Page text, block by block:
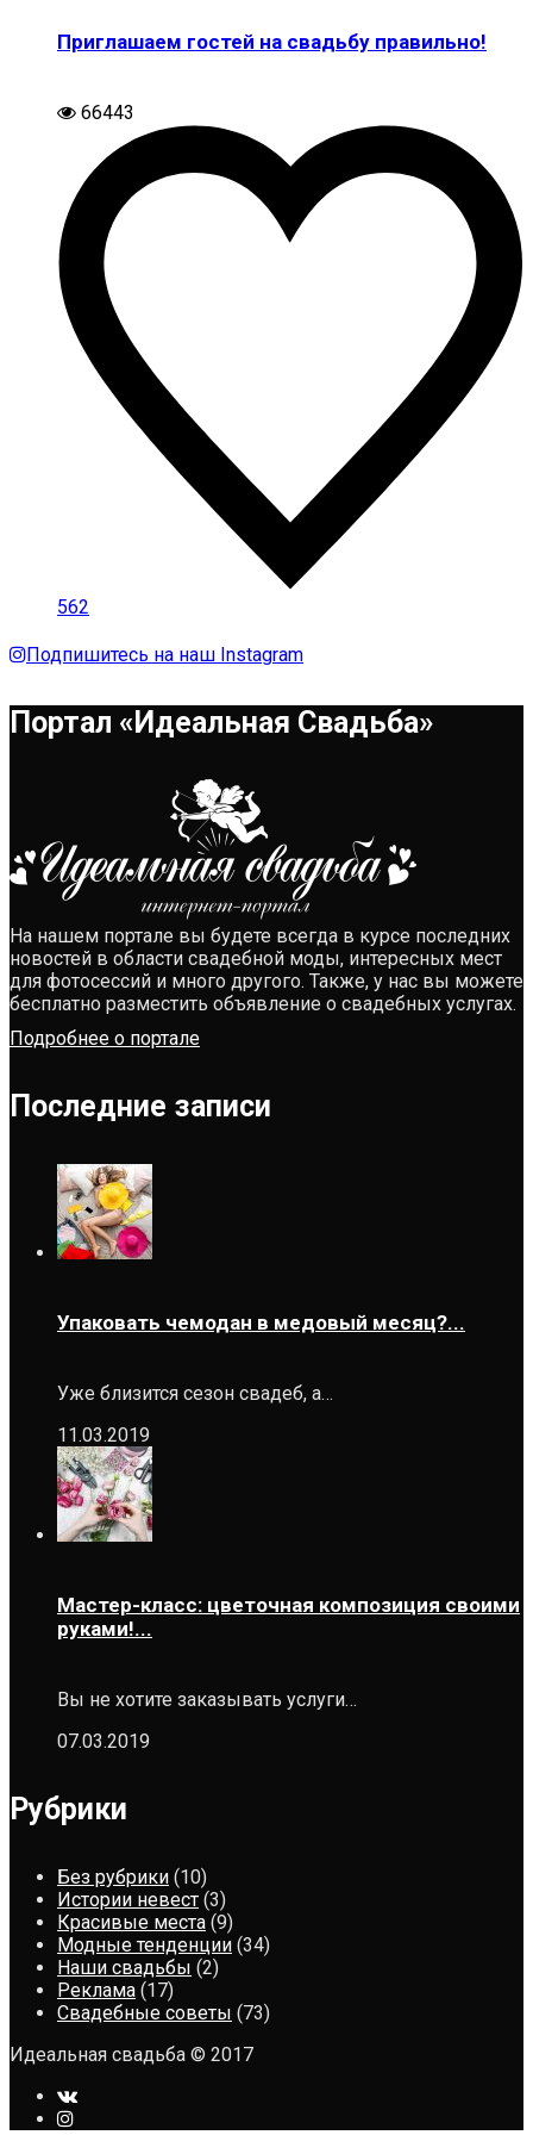
Приглашаем гостей на свадьбу правильно!
66443
562
Подпишитесь на наш Instagram
Портал «Идеальная Свадьба»
На нашем портале вы будете всегда в курсе последних
новостей в области свадебной моды, интересных мест
для фотосессий и много другого. Также, у нас вы можете
бесплатно разместить объявление о свадебных услугах.
Подробнее о портале
Последние записи
Упаковать чемодан в медовый месяц?...
Уже близится сезон свадеб, а…
11.03.2019
Мастер-класс: цветочная композиция своими
руками!...
Вы не хотите заказывать услуги…
07.03.2019
Рубрики
Без рубрики (10)
Истории невест (3)
Красивые места (9)
Модные тенденции (34)
Наши свадьбы (2)
Реклама (17)
Свадебные советы (73)
Идеальная свадьба © 2017